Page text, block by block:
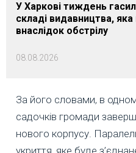
У Харкові тиждень
складі видавництва, яка
внаслідок обстрілу
08.08.2026
За його словами, в
садочків громади
нового корпусу.